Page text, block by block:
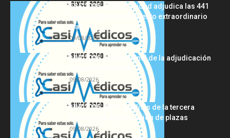
FSE 2025-2026: Sanidad adjudica las 441
plazas del procedimiento extraordinario
tras...
09/08/2026
MIR 2026: análisis final de la adjudicación
de plazas y claves...
09/08/2026
MIR 2025-2026: análisis de la tercera
semana de adjudicación de plazas
09/08/2026